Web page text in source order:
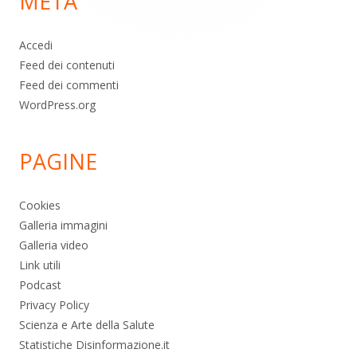
Accedi
Feed dei contenuti
Feed dei commenti
WordPress.org
PAGINE
Cookies
Galleria immagini
Galleria video
Link utili
Podcast
Privacy Policy
Scienza e Arte della Salute
Statistiche Disinformazione.it